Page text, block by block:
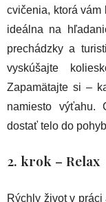
cvičenia, ktorá
ideálna na
prechádzky a
vyskúšajte
Zapamätajte si –
namiesto výťahu.
dostať telo do
2. krok – Relax
Rýchly život v